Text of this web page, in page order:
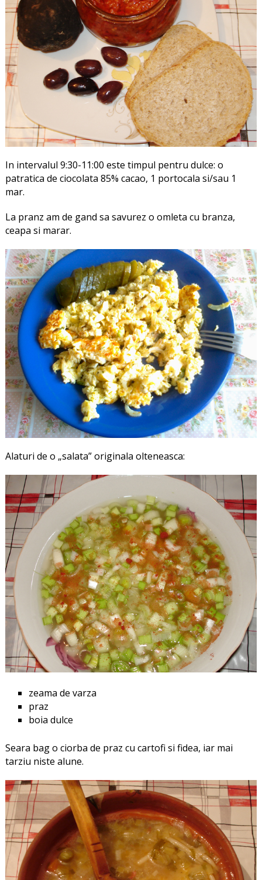
In intervalul 9:30-11:00 este timpul pentru dulce: o
patratica de ciocolata 85% cacao, 1 portocala si/sau 1
mar.
La pranz am de gand sa savurez o omleta cu branza,
ceapa si marar.
Alaturi de o „salata” originala olteneasca:
zeama de varza
praz
boia dulce
Seara bag o ciorba de praz cu cartofi si fidea, iar mai
tarziu niste alune.